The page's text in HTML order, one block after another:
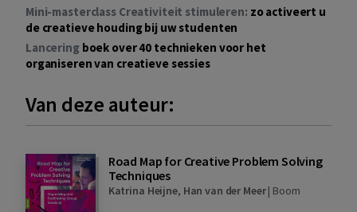
Mini-masterclass Creativiteit stimuleren: zo activeert u
de creatieve houding bij uw studenten
Lancering boek over 40 technieken voor het
organiseren van creatieve sessies
Van deze auteur:
Road Map for Creative Problem Solving
Techniques
Katrina Heijne, Han van der Meer| Boom